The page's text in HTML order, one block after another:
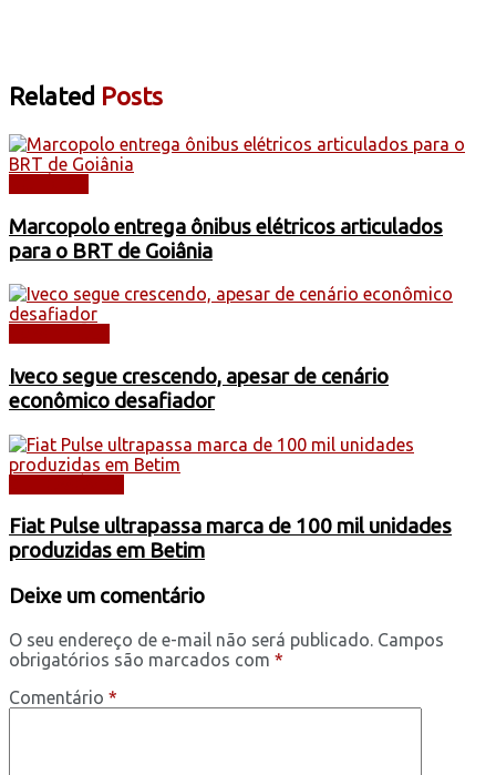
Related Posts
Marcopolo entrega ônibus elétricos articulados
para o BRT de Goiânia
Iveco segue crescendo, apesar de cenário
econômico desafiador
Fiat Pulse ultrapassa marca de 100 mil unidades
produzidas em Betim
Deixe um comentário
O seu endereço de e-mail não será publicado. Campos
obrigatórios são marcados com *
Comentário *